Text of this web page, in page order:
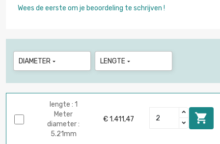
Wees de eerste om je beoordeling te schrijven !
DIAMETER  LENGTE 
lengte : 1
Meter
diameter :
5.21mm
€ 1.411,47 